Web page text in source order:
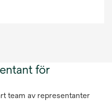
för
team av representanter